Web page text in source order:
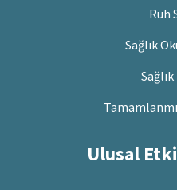
Ruh
Sağlık
Ulusal